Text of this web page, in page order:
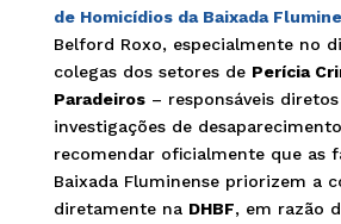
de Homicídios da Baixada
Belford Roxo, especialmente no
colegas dos setores de Perícia
Paradeiros– responsáveis diretos
investigações de
recomendar oficialmente que as
Baixada Fluminense priorizem a
diretamente na DHBF, em razão